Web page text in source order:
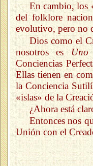
En cambio, los
del folklore
evolutivo, pero no
Dios como el
nosotros es Uno
Conciencias
Ellas tienen en
la Conciencia
«islas» de la
¿Ahora está
Entonces nos
Unión con el